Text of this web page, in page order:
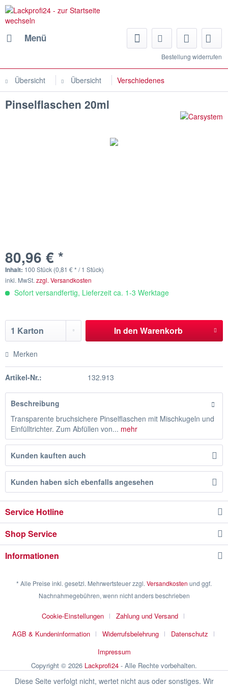
Menü
Bestellung widerrufen
Übersicht Übersicht Verschiedenes
Pinselflaschen 20ml
80,96 € *
Inhalt: 100 Stück (0,81 € * / 1 Stück)
inkl. MwSt. zzgl. Versandkosten
Sofort versandfertig, Lieferzeit ca. 1-3 Werktage
In den Warenkorb
Merken
Artikel-Nr.: 132.913
Beschreibung
Transparente bruchsichere Pinselflaschen mit Mischkugeln und
Einfülltrichter. Zum Abfüllen von... mehr
Kunden kauften auch
Kunden haben sich ebenfalls angesehen
Service Hotline
Shop Service
Informationen
* Alle Preise inkl. gesetzl. Mehrwertsteuer zzgl. Versandkosten und ggf.
Nachnahmegebühren, wenn nicht anders beschrieben
Cookie-Einstellungen
Zahlung und Versand
AGB & Kundeninformation
Widerrufsbelehrung
Datenschutz
Impressum
Copyright © 2026 Lackprofi24 - Alle Rechte vorbehalten.
Diese Seite verfolgt nicht, wertet nicht aus oder sonstiges. Wir